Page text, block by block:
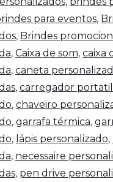
para eventos,
, Brindes
, Caixa de som, caixa
, caneta
, carregador portatil
, chaveiro
, garrafa térmica,
, lápis personalizado,
, necessaire
, pen drive